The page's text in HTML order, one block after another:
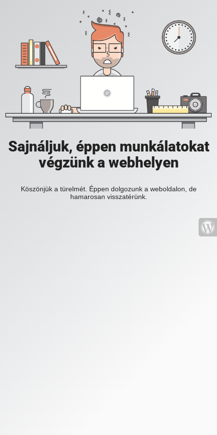
Sajnáljuk, éppen munkálatokat
végzünk a webhelyen
Köszönjük a türelmét. Éppen dolgozunk a weboldalon, de
hamarosan visszatérünk.